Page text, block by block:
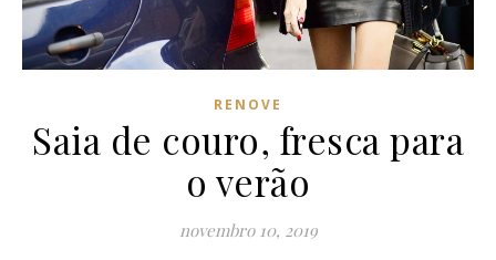
RENOVE
Saia de couro, fresca para
o verão
novembro 10, 2019